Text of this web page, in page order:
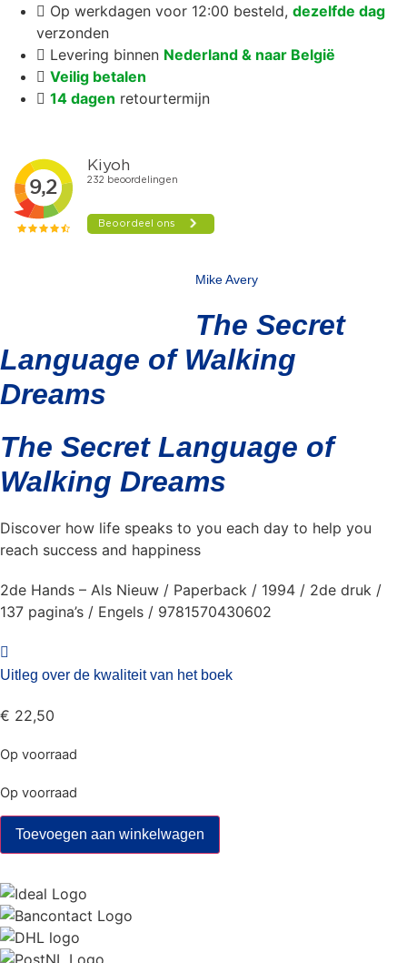
Op werkdagen voor 12:00 besteld, dezelfde dag
verzonden
Levering binnen Nederland & naar België
Veilig betalen
14 dagen retourtermijn
Mike Avery
The Secret
Language of Walking
Dreams
The Secret Language of
Walking Dreams
Discover how life speaks to you each day to help you
reach success and happiness
2de Hands – Als Nieuw / Paperback / 1994 / 2de druk /
137 pagina’s / Engels / 9781570430602
Uitleg over de kwaliteit van het boek
€ 22,50
Op voorraad
Op voorraad
The
Secret
Language
Walking
Dreams
aantal
Toevoegen aan winkelwagen